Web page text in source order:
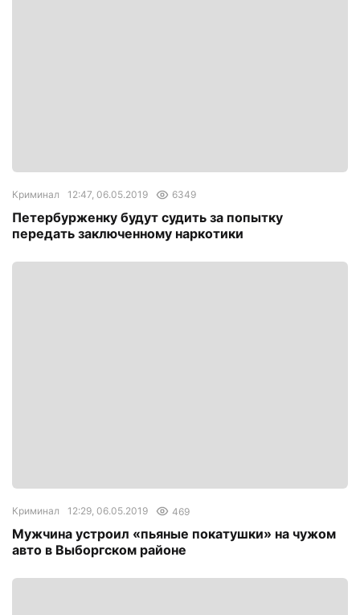
Криминал 12:47, 06.05.2019 6349
Петербурженку будут судить за попытку
передать заключенному наркотики
Криминал 12:29, 06.05.2019 469
Мужчина устроил «пьяные покатушки» на чужом
авто в Выборгском районе